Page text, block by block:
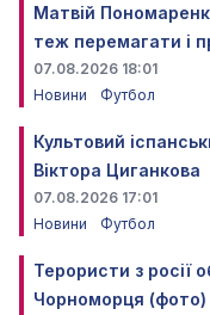
Матвій
теж перемагати і
07.08.2026 18:01
Новини
Футбол
Культовий
Віктора Циганкова
07.08.2026 17:01
Новини
Футбол
Терористи з росії
Чорноморця (фото)